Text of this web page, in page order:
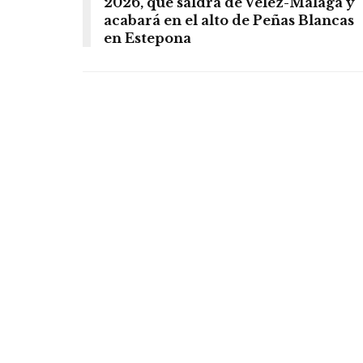
acabará en el alto de Peñas Blancas
en Estepona